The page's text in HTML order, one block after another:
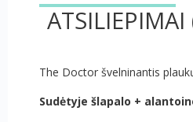
ATSILIEPIMAI
The Doctor švelninantis
Sudėtyje šlapalo +